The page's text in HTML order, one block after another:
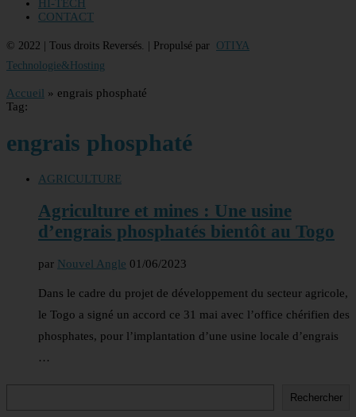
HI-TECH
CONTACT
© 2022 | Tous droits Reversés. | Propulsé par OTIYA
Technologie&Hosting
Accueil » engrais phosphaté
Tag:
engrais phosphaté
AGRICULTURE
Agriculture et mines : Une usine
d’engrais phosphatés bientôt au Togo
par Nouvel Angle 01/06/2023
Dans le cadre du projet de développement du secteur agricole,
le Togo a signé un accord ce 31 mai avec l’office chérifien des
phosphates, pour l’implantation d’une usine locale d’engrais
…
Rechercher